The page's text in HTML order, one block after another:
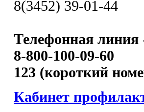
8(3452) 39-01-44
Телефонная линия
8-800-100-09-60
123 (короткий
Кабинет